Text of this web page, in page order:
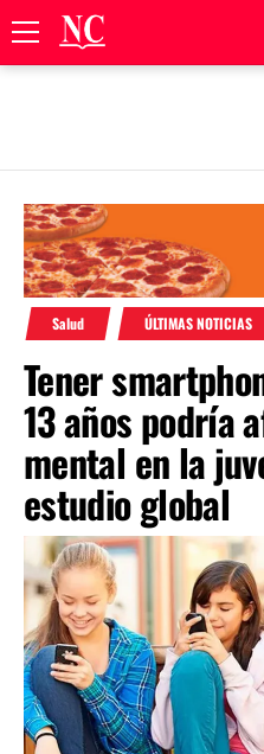
content
Salud ÚLTIMAS NOTICIAS
Tener
13 años podría
mental en la
estudio global